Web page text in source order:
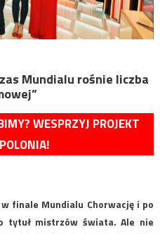
Mundialu rośnie liczba
WESPRZYJ PROJEKT
finale Mundialu Chorwację i po
tytuł mistrzów świata. Ale nie